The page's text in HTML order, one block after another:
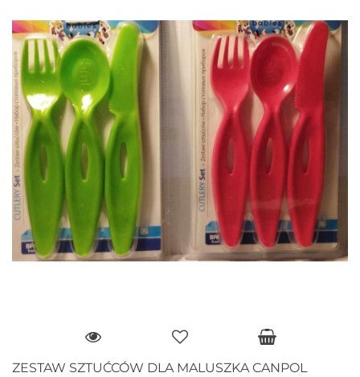
ZESTAW SZTUĆCÓW DLA MALUSZKA CANPOL